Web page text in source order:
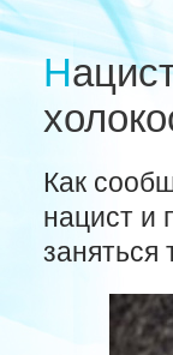
Нацист проводит экскурсии по местам
Как
нацист и
заняться